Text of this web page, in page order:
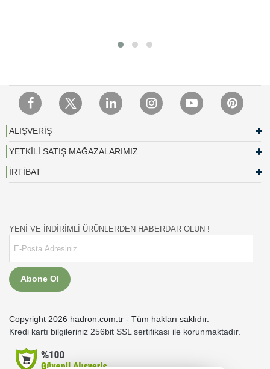
ALIŞVERİŞ
YETKİLİ SATIŞ MAĞAZALARIMIZ
İRTİBAT
YENİ VE İNDİRİMLİ ÜRÜNLERDEN HABERDAR OLUN !
Abone Ol
Copyright 2026 hadron.com.tr - Tüm hakları saklıdır.
Kredi kartı bilgileriniz 256bit SSL sertifikası ile korunmaktadır.